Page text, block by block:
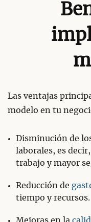
Las ventajas
modelo en tu
Disminución de
laborales, es
trabajo y mayor
Reducción de
tiempo y recursos.
Mejoras en la